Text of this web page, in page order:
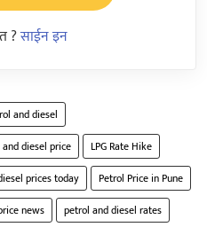
?साईन इन
and diesel
diesel price
LPG Rate Hike
prices today
Petrol Price in Pune
news petrol and diesel rates